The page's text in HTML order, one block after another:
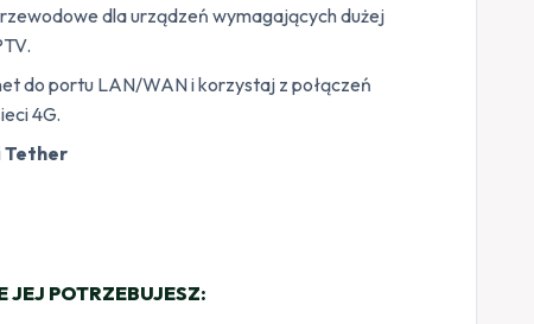
dla urządzeń wymagających dużej
do portu LAN/WAN i korzystaj z połączeń
4G.
Tether
JEJ POTRZEBUJESZ: